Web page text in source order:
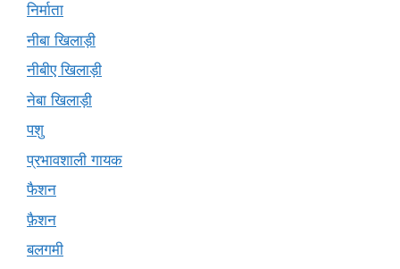
निर्माता
नीबा खिलाड़ी
नीबीए खिलाड़ी
नेबा खिलाड़ी
पशु
प्रभावशाली गायक
फैशन
फ़ैशन
बलगमी